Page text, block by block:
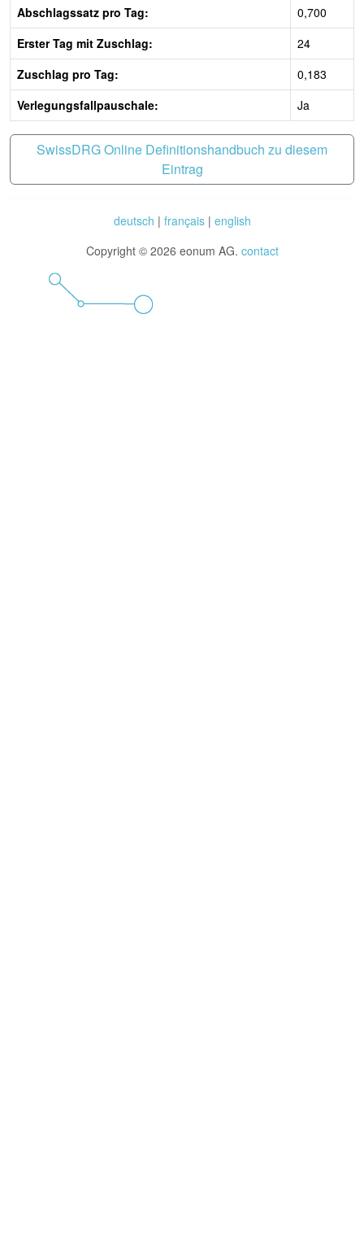
Abschlagssatz pro Tag:
0,700
Erster Tag mit Zuschlag:
24
Zuschlag pro Tag:
0,183
Verlegungsfallpauschale:
Ja
SwissDRG Online Definitionshandbuch zu diesem
Eintrag
deutsch | français| english
Copyright © 2026 eonum AG. contact